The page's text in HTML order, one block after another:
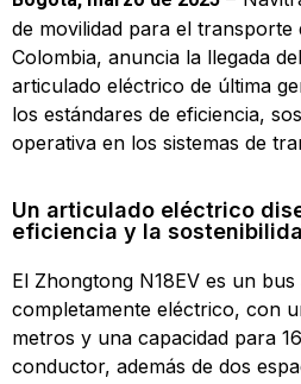
de movilidad para el transporte
Colombia, anuncia la llegada
articulado eléctrico de última
los estándares de eficiencia,
operativa en los sistemas de
Un articulado eléctrico
eficiencia y la
El Zhongtong N18EV es un
completamente eléctrico, con
metros y una capacidad para
conductor, además de dos